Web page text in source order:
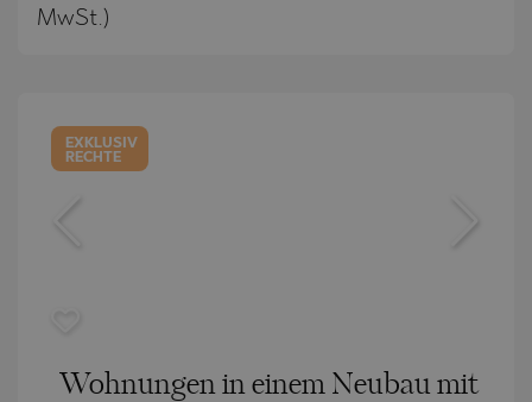
MwSt.)
EXKLUSIV
RECHTE
Wohnungen in einem Neubau mit